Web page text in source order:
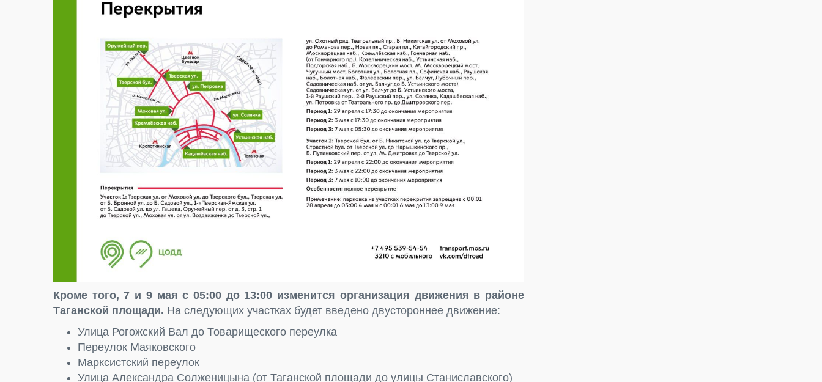
Кроме того, 7 и 9 мая с 05:00 до 13:00 изменится организация движения в районе
Таганской площади. На следующих участках будет введено двустороннее движение:
Улица Рогожский Вал до Товарищеского переулка
Переулок Маяковского
Марксистский переулок
Улица Александра Солженицына (от Таганской площади до улицы Станиславского)